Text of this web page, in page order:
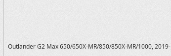
Outlander G2 Max 650/650X-MR/850/850X-MR/1000, 2019-